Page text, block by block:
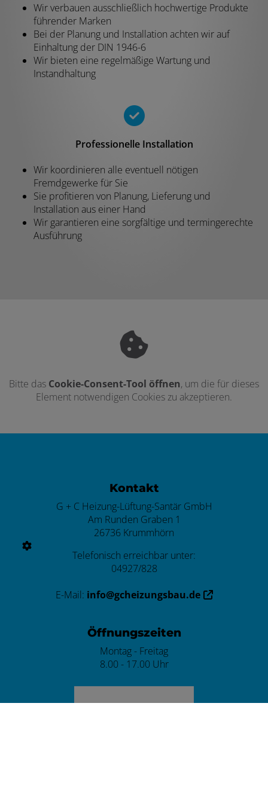
Wir verbauen ausschließlich hochwertige Produkte
führender Marken
Bei der Planung und Installation achten wir auf
Einhaltung der DIN 1946-6
Wir bieten eine regelmäßige Wartung und
Instandhaltung
Professionelle Installation
Wir koordinieren alle eventuell nötigen
Fremdgewerke für Sie
Sie profitieren von Planung, Lieferung und
Installation aus einer Hand
Wir garantieren eine sorgfältige und termingerechte
Ausführung
Bitte das Cookie-Consent-Tool öffnen, um die für dieses
Element notwendigen Cookies zu akzeptieren.
Kontakt
G + C Heizung-Lüftung-Santär GmbH
Am Runden Graben 1
26736 Krummhörn
Telefonisch erreichbar unter:
04927/828
E-Mail: info@gcheizungsbau.de
Öffnungszeiten
Montag - Freitag
8.00 - 17.00 Uhr